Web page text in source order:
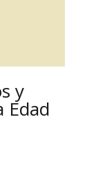
y
Edad